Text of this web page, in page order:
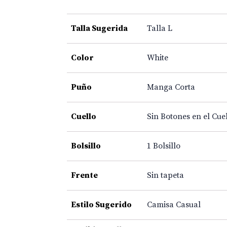
Talla Sugerida Talla L
Color White
Puño Manga Corta
Cuello Sin Botones en el
Bolsillo 1 Bolsillo
Frente Sin tapeta
Estilo Sugerido Camisa Casual